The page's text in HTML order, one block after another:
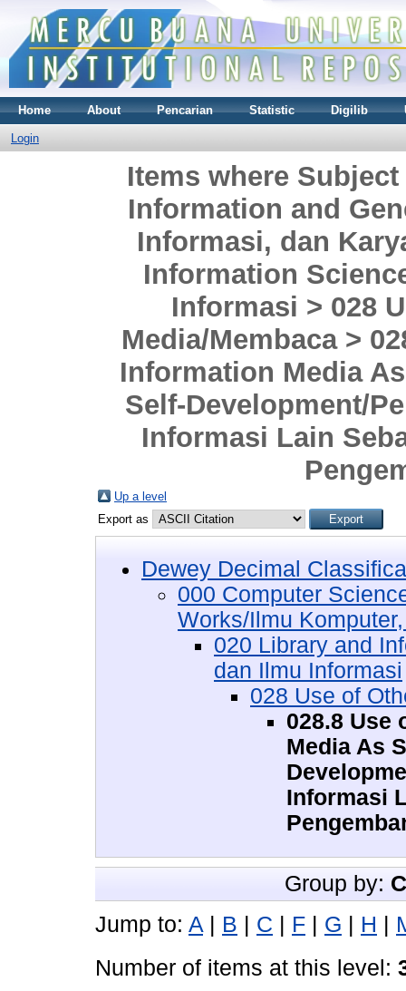
Home About Pencarian Statistic Digilib
Login
Items where
Information and
Informasi, dan
Information
Informasi > 028
Media/Membaca >
Information Media
Self-Development/
Informasi Lain
Up a level
Export as
Dewey Decimal
000 Computer
Works/Ilmu
020 Library and
dan Ilmu Informasi
028 Use of
028.8 Use
Media As
Informasi
Group by:
Jump to: A B C F G H
Number of items at this level: